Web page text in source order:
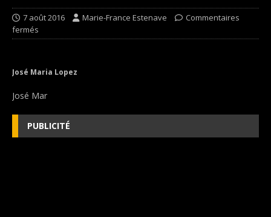
7 août 2016 Marie-France Estenave
Commentaires
fermés
José Maria Lopez
José Mar
PUBLICITÉ